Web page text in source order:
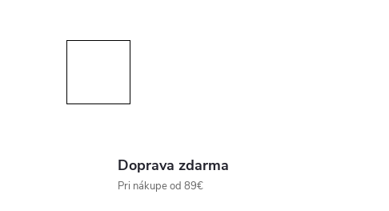
Doprava zdarma
Pri nákupe od 89€